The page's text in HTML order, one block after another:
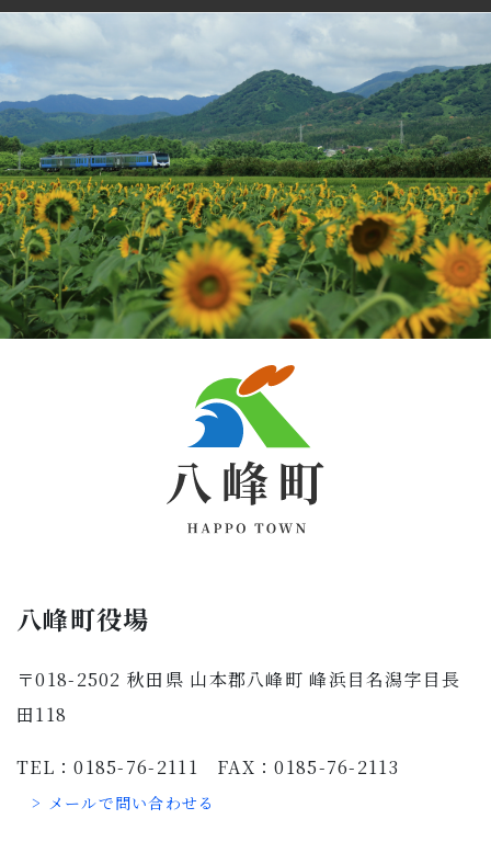
八峰町役場
〒018-2502 秋田県 山本郡八峰町 峰浜目名潟字目長
田118
TEL：0185-76-2111 FAX：0185-76-2113
> メールで問い合わせる